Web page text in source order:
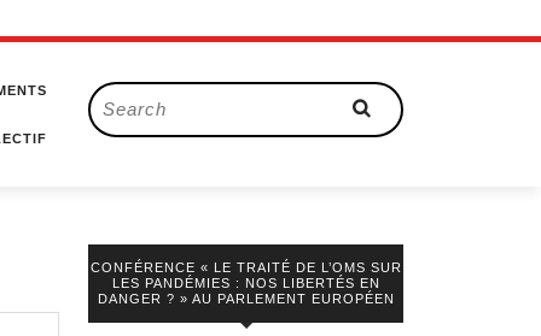
Search
for:
CONFÉRENCE « LE TRAITÉ DE L’OMS SUR
LES PANDÉMIES : NOS LIBERTÉS EN
DANGER ? » AU PARLEMENT EUROPÉEN